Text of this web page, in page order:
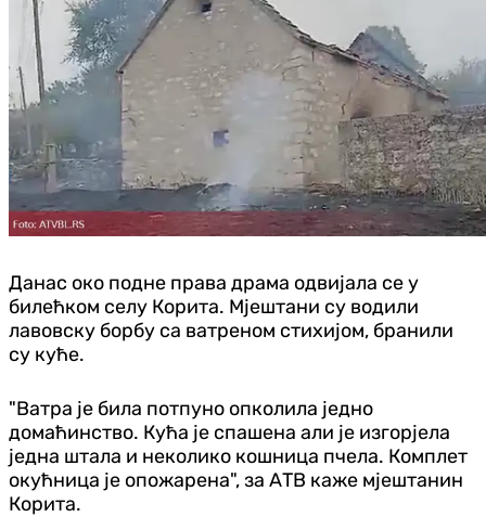
Данас око подне права драма одвијала се у
билећком селу Корита. Мјештани су водили
лавовску борбу са ватреном стихијом, бранили
су куће.
"Ватра је била потпуно опколила једно
домаћинство. Кућа је спашена али је изгорјела
једна штала и неколико кошница пчела. Комплет
окућница је опожарена", за АТВ каже мјештанин
Корита.